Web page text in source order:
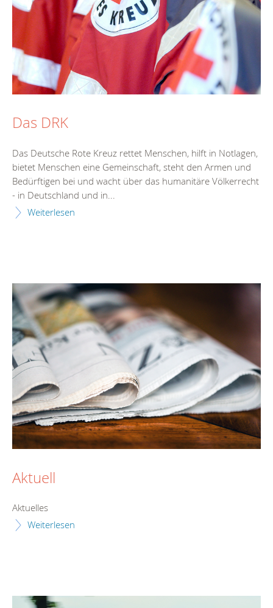
Das DRK
Das Deutsche Rote Kreuz rettet Menschen, hilft in Notlagen,
bietet Menschen eine Gemeinschaft, steht den Armen und
Bedürftigen bei und wacht über das humanitäre Völkerrecht
- in Deutschland und in...
Weiterlesen
Aktuell
Aktuelles
Weiterlesen